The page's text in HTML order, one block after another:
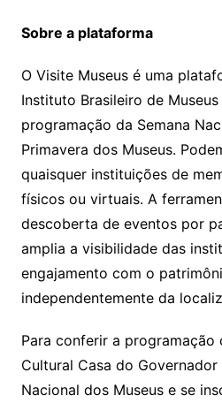
Sobre a plataforma
O Visite Museus é uma
Instituto Brasileiro de
programação da Semana
Primavera dos Museus.
quaisquer instituições de
físicos ou virtuais. A
descoberta de eventos por
amplia a visibilidade das
engajamento com o
independentemente da
Para conferir a programação
Cultural Casa do Governador
Nacional dos Museus e se